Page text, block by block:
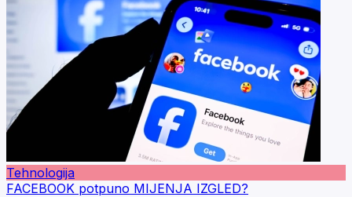
Tehnologija
FACEBOOK potpuno MIJENJA IZGLED?